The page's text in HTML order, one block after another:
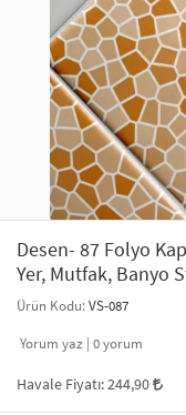
SAÇ AKSESUARLARI
GELİN / DÜĞÜN
TELEFON ASKISI
MAKYAJ ÇANTASI
ŞAL VE FULAR
ODA KOKUSU VE MUM
PARTİ SÜSLERİ
YILBAŞI ÜRÜNLERİ
KULLAN AT TABAK
Desen- 87 Folyo
Yer, Mutfak, Banyo
Ürün Kodu:VS-087
Yorum yaz | 0yorum
Havale Fiyatı:244,90